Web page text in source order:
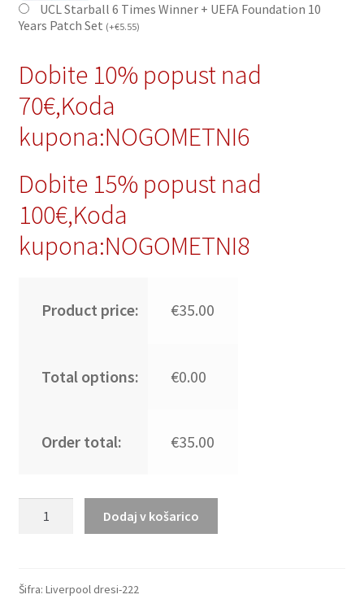
UCL Starball 6 Times Winner + UEFA Foundation 10
Years Patch Set (+€5.55)
Dobite 10% popust nad
70€,Koda
kupona:NOGOMETNI6
Dobite 15% popust nad
100€,Koda
kupona:NOGOMETNI8
Product price: €35.00
Total options: €0.00
Order total: €35.00
Diogo
Dodaj v košarico
Šifra: Liverpool dresi-222